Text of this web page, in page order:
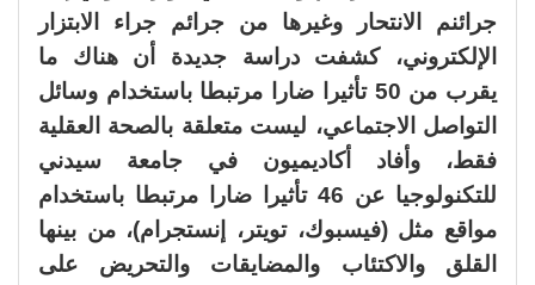
جرائنم الانتحار وغيرها من جرائم جراء الابتزار
الإلكتروني، كشفت دراسة جديدة أن هناك ما
يقرب من 50 تأثيرا ضارا مرتبطا باستخدام وسائل
التواصل الاجتماعي، ليست متعلقة بالصحة العقلية
فقط، وأفاد أكاديميون في جامعة سيدني
للتكنولوجيا عن 46 تأثيرا ضارا مرتبطا باستخدام
مواقع مثل (فيسبوك، تويتر، إنستجرام)، من بينها
القلق والاكتئاب والمضايقات والتحريض على